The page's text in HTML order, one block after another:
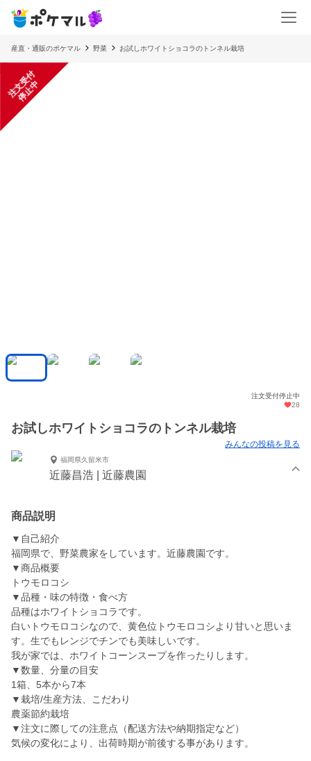
産直・通販のポケマル 野菜 お試しホワイトショコラのトンネル栽培
注
文
受
付
停
止
中
注文受付停止中
28
お試しホワイトショコラのトンネル栽培
みんなの投稿を見る
福岡県久留米市
近藤昌浩 | 近藤農園
商品説明
▼自己紹介
福岡県で、野菜農家をしています。近藤農園です。
▼商品概要
トウモロコシ
▼品種・味の特徴・食べ方
品種はホワイトショコラです。
白いトウモロコシなので、黄色位トウモロコシより甘いと思いま
す。生でもレンジでチンでも美味しいです。
我が家では、ホワイトコーンスープを作ったりします。
▼数量、分量の目安
1箱、5本から7本
▼栽培/生産方法、こだわり
農薬節約栽培
▼注文に際しての注意点（配送方法や納期指定など）